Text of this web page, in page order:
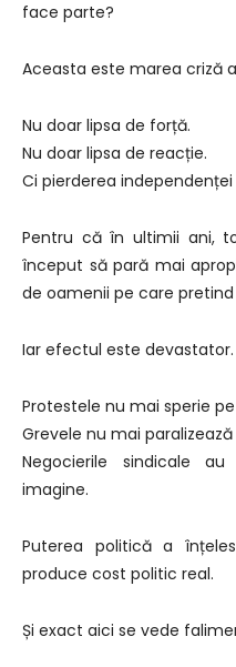
face parte?
Aceasta este marea criză
Nu doar lipsa de forță.
Nu doar lipsa de reacție.
Ci pierderea independenței
Pentru că în ultimii ani,
început să pară mai
de oamenii pe care
Iar efectul este devastator.
Protestele nu mai sperie
Grevele nu mai
Negocierile sindicale
imagine.
Puterea politică a
produce cost politic real.
Și exact aici se vede